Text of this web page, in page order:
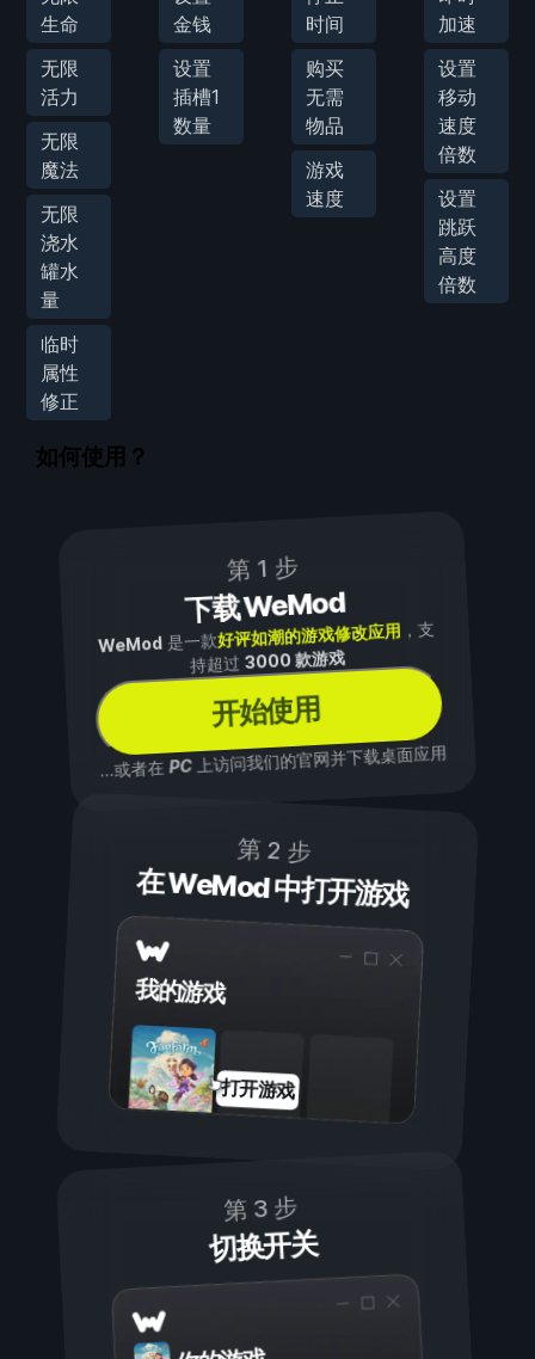
生命
无限
活力
无限
魔法
无限
浇水
罐水
量
临时
属性
修正
金钱
设置
插槽1
数量
时间
购买
无需
物品
游戏
速度
加速
设置
移动
速度
倍数
设置
跳跃
高度
倍数
如何使用？
第 1 步
下载 WeMod
WeMod是一款好评如潮的游戏修改应用 ，支
持超过3000 款游戏
开始使用
...或者在PC上访问我们的官网并下载桌面应用
第 2 步
在 WeMod 中打开游戏
我的游戏
打开游戏
第 3 步
切换开关